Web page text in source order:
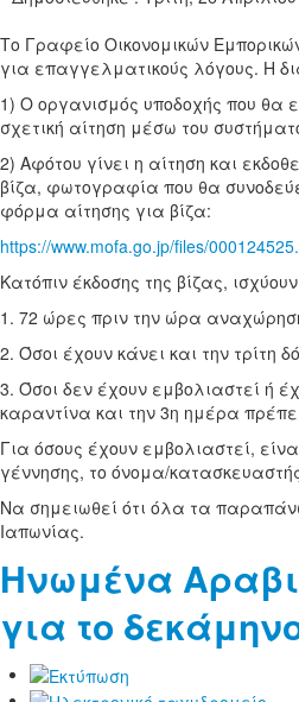
Το Γραφείο Οικονομικών
για επαγγελματικούς λόγους. Η
1) Ο οργανισμός υποδοχής που θα
σχετική αίτηση μέσω του
2) Αφότου γίνει η αίτηση και
βίζα, φωτογραφία που θα
φόρμα αίτησης για βίζα:
https://www.mofa.go.jp/files/
Κατόπιν έκδοσης της βίζας,
1. 72 ώρες πριν την ώρα
2. Όσοι έχουν κάνει και την τρίτη
3. Όσοι δεν έχουν εμβολιαστεί ή
καραντίνα και την 3η ημέρα
Για όσους έχουν εμβολιαστεί,
γέννησης, το όνομα/
Να σημειωθεί ότι όλα τα
Ιαπωνίας.
Ηνωμένα
για το